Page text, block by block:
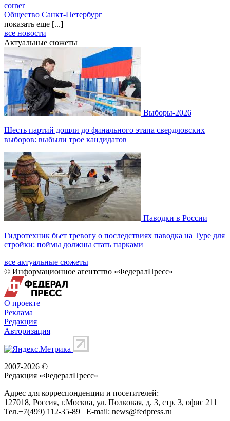
corner
Общество Санкт-Петербург
показать еще [...]
все новости
Актуальные сюжеты
Выборы-2026
Шесть партий дошли до финального этапа свердловских
выборов: выбыли трое кандидатов
Паводки в России
Гидротехник бьет тревогу о последствиях паводка на Туре для
стройки: поймы должны стать парками
все актуальные сюжеты
© Информационное агентство «ФедералПресс»
О проекте
Реклама
Редакция
Авторизация
2007-2026 ©
Редакция «ФедералПресс»
Адрес для корреспонденции и посетителей:
127018, Россия, г.Москва, ул. Полковая, д. 3, стр. 3, офис 211
Тел.+7(499) 112-35-89 E-mail: news@fedpress.ru